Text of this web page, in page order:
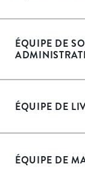
ÉQUIPE DE
ÉQUIPE DE
ÉQUIPE DE